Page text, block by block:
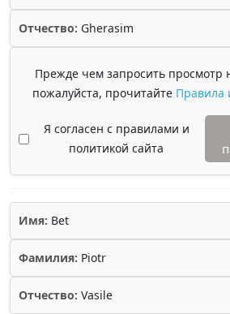
Отчество: Gherasim
Прежде чем запросить просмотр
пожалуйста, прочитайте Правила
Я согласен с правилами и
политикой сайта
Имя: Bet
Фамилия: Piotr
Отчество: Vasile